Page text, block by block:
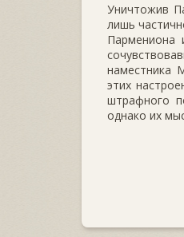
Уничтожив
лишь
Пармениона
наместника
этих
штрафного
однако их